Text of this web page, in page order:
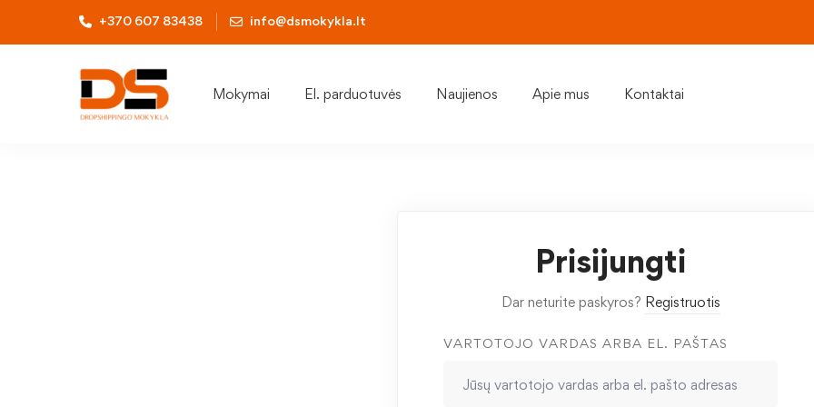
+370 607 83438 info@dsmokykla.lt
Mokymai El. parduotuvės Naujienos Apie mus Kontaktai
Prisijungti
Dar neturite paskyros? Registruotis
VARTOTOJO VARDAS ARBA EL. PAŠTAS